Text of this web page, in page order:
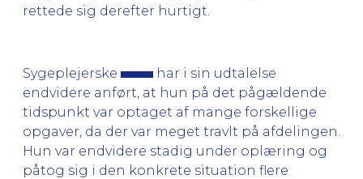
rettede sig derefter hurtigt.
Sygeplejerske
har i sin udtalelse
endvidere anført, at hun på det pågældende
tidspunkt var optaget af mange forskellige
opgaver, da der var meget travlt på afdelingen.
Hun var endvidere stadig under oplæring og
påtog sig i den konkrete situation flere